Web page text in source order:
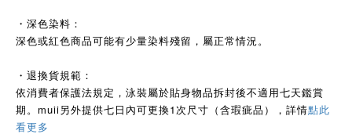
・深色染料：
深色或紅色商品可能有少量染料殘留，屬正常情況。
・退換貨規範：
依消費者保護法規定，泳裝屬於貼身物品拆封後不適用七天鑑賞
期。muii另外提供七日內可更換1次尺寸（含瑕疵品），詳情點此
看更多